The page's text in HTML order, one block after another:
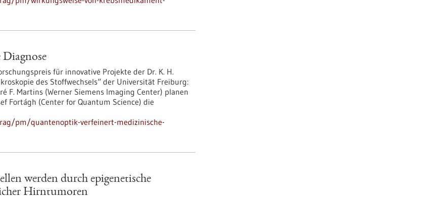
für innovative Projekte der Dr. K. H.
des Stoffwechsels“ der Universität Freiburg:
F. Martins (Werner Siemens Imaging Center) planen
Fortágh (Center for Quantum Science) die
pm/quantenoptik-verfeinert-medizinische-
werden durch epigenetische
Hirntumoren